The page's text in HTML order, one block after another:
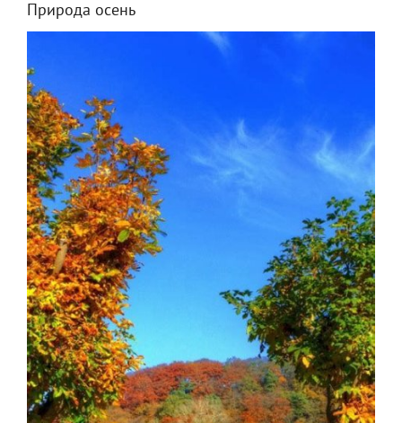
Природа осень